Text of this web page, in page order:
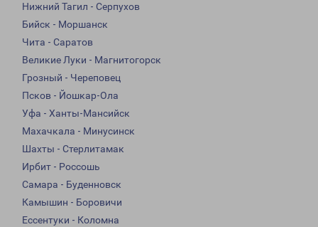
Нижний Тагил - Серпухов
Бийск - Моршанск
Чита - Саратов
Великие Луки - Магнитогорск
Грозный - Череповец
Псков - Йошкар-Ола
Уфа - Ханты-Мансийск
Махачкала - Минусинск
Шахты - Стерлитамак
Ирбит - Россошь
Самара - Буденновск
Камышин - Боровичи
Ессентуки - Коломна